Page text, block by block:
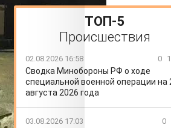
ТОП-5
Происшествия
02.08.2026 16:58 0
Сводка Минобороны РФ о ходе
специальной военной операции на
августа 2026 года
03.08.2026 17:03 0